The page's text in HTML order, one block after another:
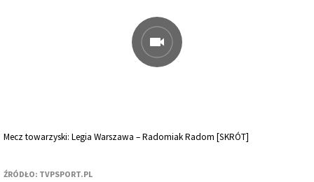
Mecz towarzyski: Legia Warszawa – Radomiak Radom [SKRÓT]
ŹRÓDŁO: TVPSPORT.PL